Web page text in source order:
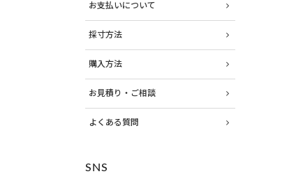
お支払いについて
採寸方法
購入方法
お見積り・ご相談
よくある質問
SNS